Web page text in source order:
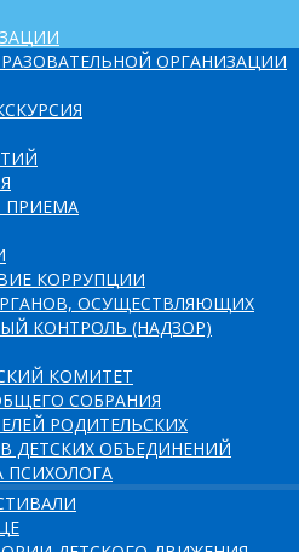
ОРГАНИЗАЦИИ
ПРИЕМА
КОРРУПЦИИ
ОСУЩЕСТВЛЯЮЩИХ
КОНТРОЛЬ (НАДЗОР)
КОМИТЕТ
СОБРАНИЯ
РОДИТЕЛЬСКИХ
ДЕТСКИХ ОБЪЕДИНЕНИЙ
ПСИХОЛОГА